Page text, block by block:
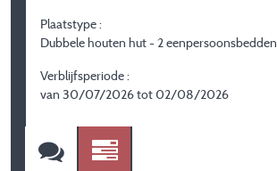
Plaatstype :
Dubbele houten hut - 2 eenpersoonsbedden
Verblijfsperiode :
van 30/07/2026 tot 02/08/2026